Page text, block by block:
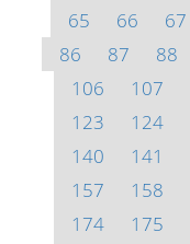
65
66 67
86
87 88
106
107
123
124
140
141
157
158
174
175